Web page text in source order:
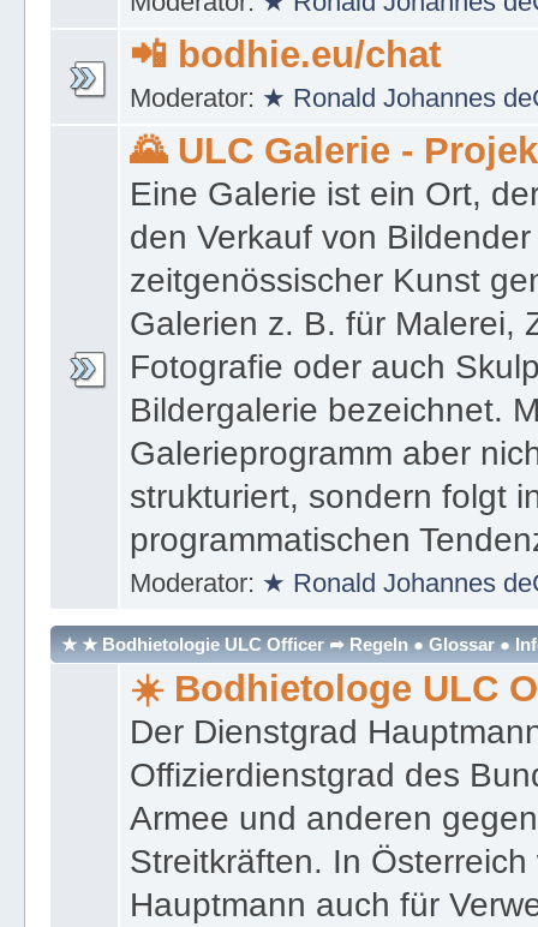
📲 bodhie.eu/chat
Moderator: ★ Ronald Johannes
🌄 ULC Galerie -
Eine Galerie ist ein Ort,
den Verkauf von
zeitgenössischer Kunst
Galerien z. B. für Malerei,
Fotografie oder auch
Bildergalerie bezeichnet.
Galerieprogramm aber
strukturiert, sondern folgt
programmatischen
Moderator: ★ Ronald Johannes
★ ★ Bodhietologie ULC Officer ➦ Regeln ● Glossar ●
☀️ Bodhietologe ULC
Der Dienstgrad
Offizierdienstgrad des
Armee und anderen
Streitkräften. In
Hauptmann auch für